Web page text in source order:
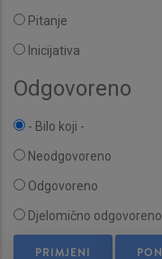
Pitanje
Inicijativa
Odgovoreno
- Bilo koji -
Neodgovoreno
Odgovoreno
Djelomično odgovoreno